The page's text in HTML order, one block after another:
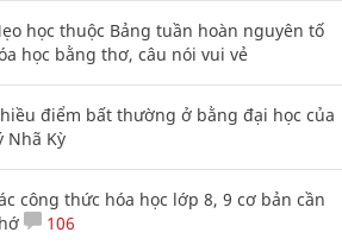
học thuộc Bảng tuần hoàn nguyên tố
học bằng thơ, câu nói vui vẻ
điểm bất thường ở bằng đại học của
Nhã Kỳ
công thức hóa học lớp 8, 9 cơ bản cần
106